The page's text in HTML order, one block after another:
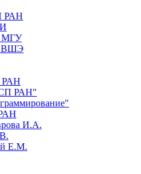
РАН
МГУ
ВШЭ
РАН
РАН"
И.А.
Е.М.